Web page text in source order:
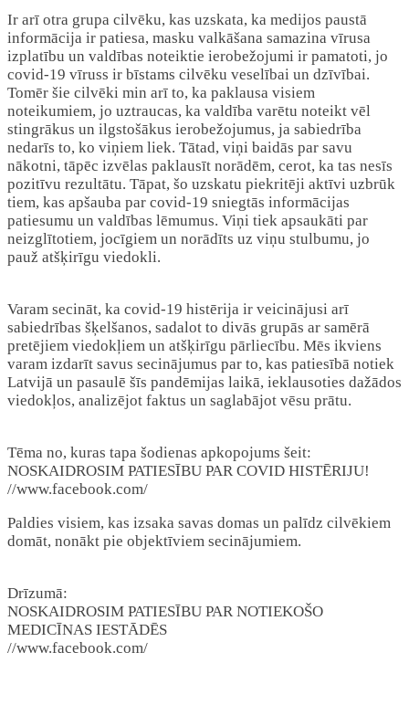
Ir arī otra grupa cilvēku, kas uzskata, ka medijos paustā
informācija ir patiesa, masku valkāšana samazina vīrusa
izplatību un valdības noteiktie ierobežojumi ir pamatoti, jo
covid-19 vīruss ir bīstams cilvēku veselībai un dzīvībai.
Tomēr šie cilvēki min arī to, ka paklausa visiem
noteikumiem, jo uztraucas, ka valdība varētu noteikt vēl
stingrākus un ilgstošākus ierobežojumus, ja sabiedrība
nedarīs to, ko viņiem liek. Tātad, viņi baidās par savu
nākotni, tāpēc izvēlas paklausīt norādēm, cerot, ka tas nesīs
pozitīvu rezultātu. Tāpat, šo uzskatu piekritēji aktīvi uzbrūk
tiem, kas apšauba par covid-19 sniegtās informācijas
patiesumu un valdības lēmumus. Viņi tiek apsaukāti par
neizglītotiem, jocīgiem un norādīts uz viņu stulbumu, jo
pauž atšķirīgu viedokli.
Varam secināt, ka covid-19 histērija ir veicinājusi arī
sabiedrības šķelšanos, sadalot to divās grupās ar samērā
pretējiem viedokļiem un atšķirīgu pārliecību. Mēs ikviens
varam izdarīt savus secinājumus par to, kas patiesībā notiek
Latvijā un pasaulē šīs pandēmijas laikā, ieklausoties dažādos
viedokļos, analizējot faktus un saglabājot vēsu prātu.
Tēma no, kuras tapa šodienas apkopojums šeit:
NOSKAIDROSIM PATIESĪBU PAR COVID HISTĒRIJU!
//www.facebook.com/
Paldies visiem, kas izsaka savas domas un palīdz cilvēkiem
domāt, nonākt pie objektīviem secinājumiem.
Drīzumā:
NOSKAIDROSIM PATIESĪBU PAR NOTIEKOŠO
MEDICĪNAS IESTĀDĒS
//www.facebook.com/